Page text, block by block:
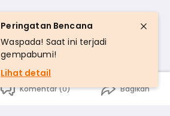
Komentar (0) Bagikan
Peringatan Bencana
Waspada! Saat ini terjadi
gempabumi!
Lihat detail